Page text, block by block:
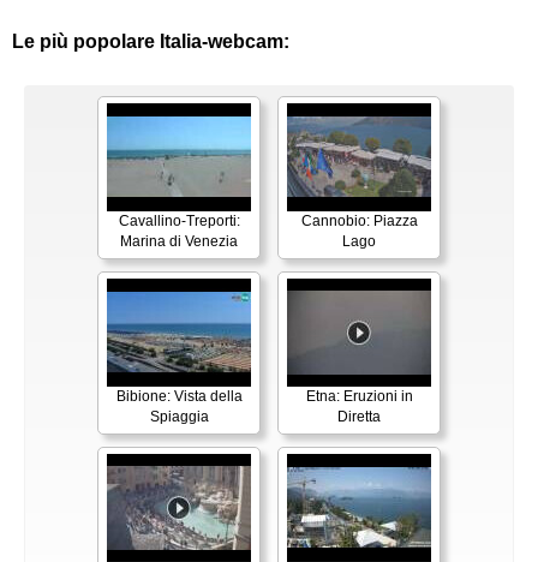
Le più popolare Italia-webcam:
Cavallino-Treporti:
Marina di Venezia
Cannobio: Piazza
Lago
Bibione: Vista della
Spiaggia
Etna: Eruzioni in
Diretta